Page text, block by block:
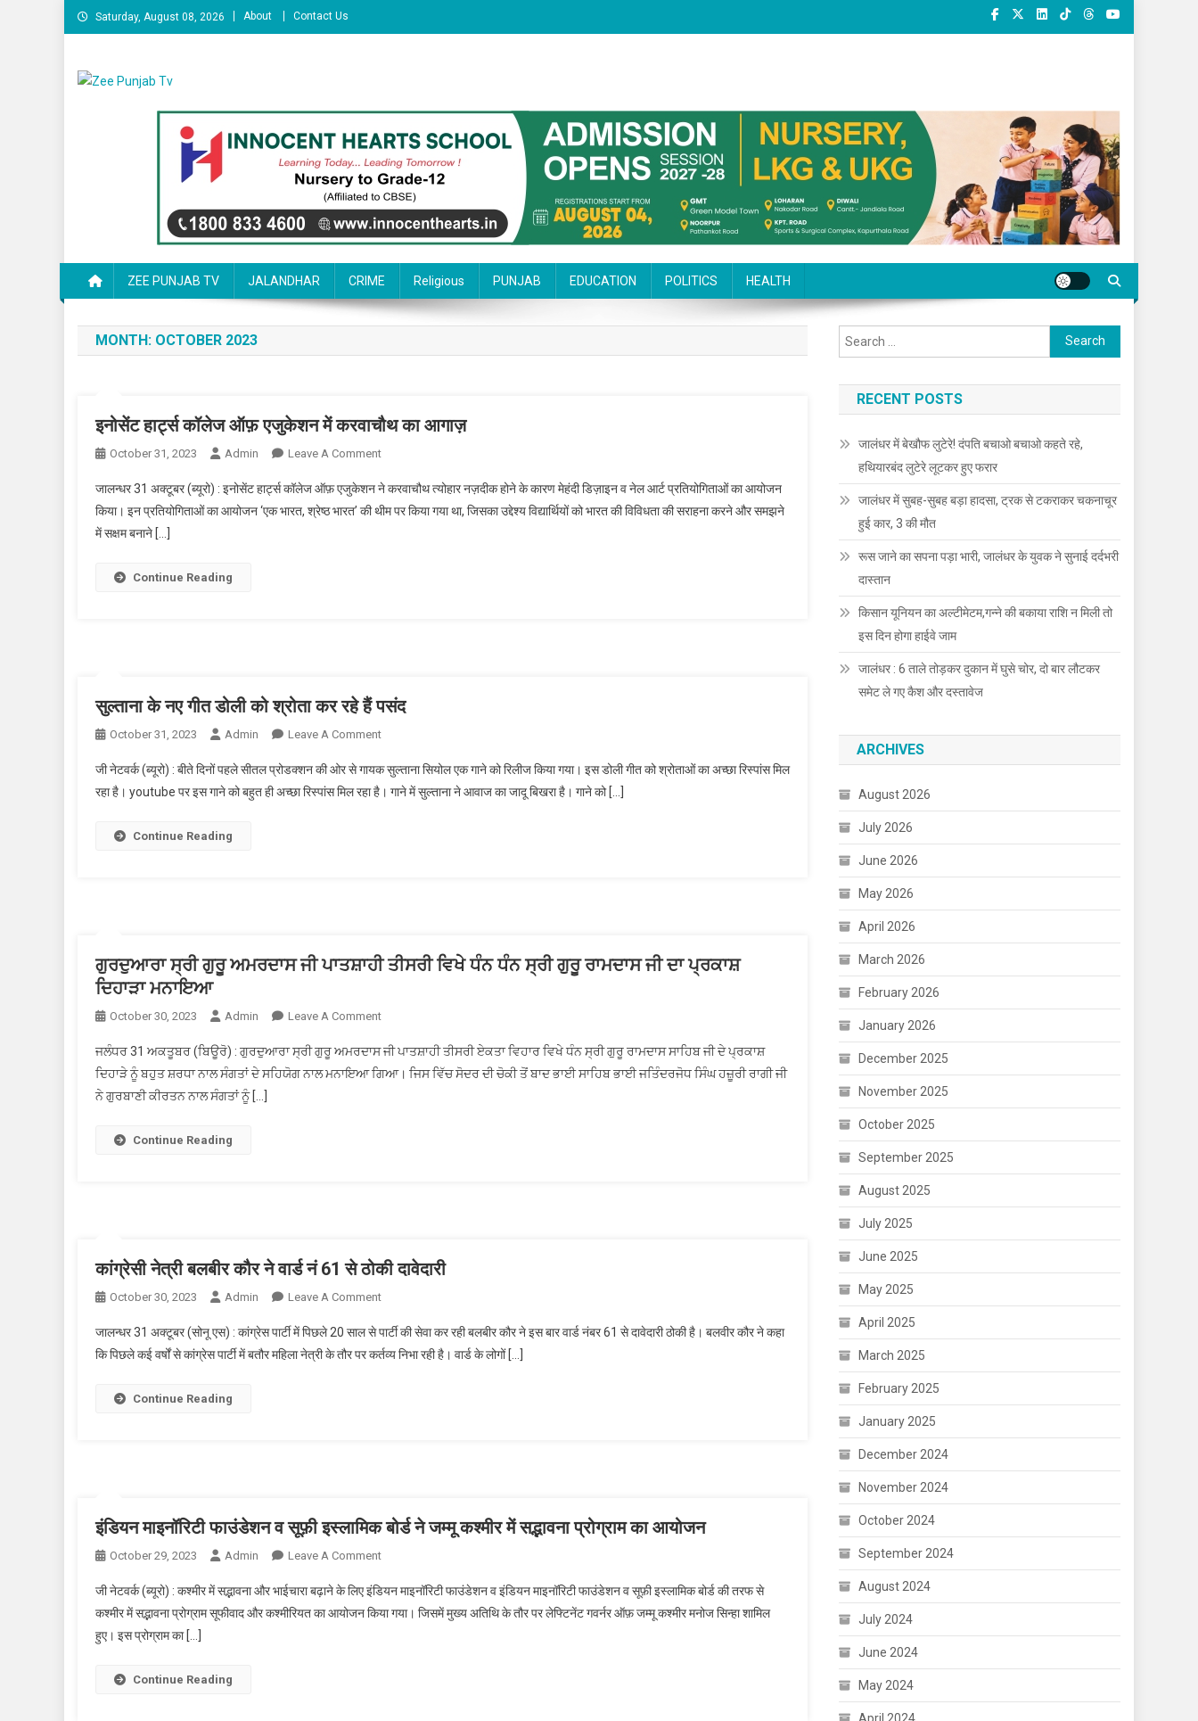
Skip to content
Saturday, August 08, 2026 About Contact Us
Zee Punjab Tv
ZEE PUNJAB TV JALANDHAR CRIME Religious PUNJAB EDUCATION POLITICS HEALTH
MONTH: OCTOBER 2023
इनोसेंट हार्ट्स कॉलेज ऑफ़ एजुकेशन में करवाचौथ का आगाज़
October 31, 2023 Admin Leave A Comment
जालन्धर 31 अक्टूबर (ब्यूरो) : इनोसेंट हार्ट्स कॉलेज ऑफ़ एजुकेशन ने करवाचौथ त्योहार नज़दीक होने के कारण मेहंदी डिज़ाइन व नेल आर्ट प्रतियोगिताओं का आयोजन
किया। इन प्रतियोगिताओं का आयोजन ‘एक भारत, श्रेष्ठ भारत’ की थीम पर किया गया था, जिसका उद्देश्य विद्यार्थियों को भारत की विविधता की सराहना करने और समझने
में सक्षम बनाने […]
Continue Reading
सुल्ताना के नए गीत डोली को श्रोता कर रहे हैं पसंद
October 31, 2023 Admin Leave A Comment
जी नेटवर्क (ब्यूरो) : बीते दिनों पहले सीतल प्रोडक्शन की ओर से गायक सुल्ताना सियोल एक गाने को रिलीज किया गया। इस डोली गीत को श्रोताओं का अच्छा रिस्पांस मिल
रहा है। youtube पर इस गाने को बहुत ही अच्छा रिस्पांस मिल रहा है। गाने में सुल्ताना ने आवाज का जादू बिखरा है। गाने को […]
Continue Reading
ਗੁਰਦੁਆਰਾ ਸ੍ਰੀ ਗੁਰੂ ਅਮਰਦਾਸ ਜੀ ਪਾਤਸ਼ਾਹੀ ਤੀਸਰੀ ਵਿਖੇ ਧੰਨ ਧੰਨ ਸ੍ਰੀ ਗੁਰੂ ਰਾਮਦਾਸ ਜੀ ਦਾ ਪ੍ਰਕਾਸ਼
ਦਿਹਾੜਾ ਮਨਾਇਆ
October 30, 2023 Admin Leave A Comment
ਜਲੰਧਰ 31 ਅਕਤੂਬਰ (ਬਿਊਰੋ) : ਗੁਰਦੁਆਰਾ ਸ੍ਰੀ ਗੁਰੂ ਅਮਰਦਾਸ ਜੀ ਪਾਤਸ਼ਾਹੀ ਤੀਸਰੀ ਏਕਤਾ ਵਿਹਾਰ ਵਿਖੇ ਧੰਨ ਸ੍ਰੀ ਗੁਰੂ ਰਾਮਦਾਸ ਸਾਹਿਬ ਜੀ ਦੇ ਪ੍ਰਕਾਸ਼
ਦਿਹਾੜੇ ਨੂੰ ਬਹੁਤ ਸ਼ਰਧਾ ਨਾਲ ਸੰਗਤਾਂ ਦੇ ਸਹਿਯੋਗ ਨਾਲ ਮਨਾਇਆ ਗਿਆ। ਜਿਸ ਵਿੱਚ ਸੋਦਰ ਦੀ ਚੋਕੀ ਤੋਂ ਬਾਦ ਭਾਈ ਸਾਹਿਬ ਭਾਈ ਜਤਿੰਦਰਜੋਧ ਸਿੰਘ ਹਜ਼ੂਰੀ ਰਾਗੀ ਜੀ
ਨੇ ਗੁਰਬਾਣੀ ਕੀਰਤਨ ਨਾਲ ਸੰਗਤਾਂ ਨੂੰ […]
Continue Reading
कांग्रेसी नेत्री बलबीर कौर ने वार्ड नं 61 से ठोकी दावेदारी
October 30, 2023 Admin Leave A Comment
जालन्धर 31 अक्टूबर (सोनू एस) : कांग्रेस पार्टी में पिछले 20 साल से पार्टी की सेवा कर रही बलबीर कौर ने इस बार वार्ड नंबर 61 से दावेदारी ठोकी है। बलवीर कौर ने कहा
कि पिछले कई वर्षों से कांग्रेस पार्टी में बतौर महिला नेत्री के तौर पर कर्तव्य निभा रही है। वार्ड के लोगों […]
Continue Reading
इंडियन माइनॉरिटी फाउंडेशन व सूफ़ी इस्लामिक बोर्ड ने जम्मू कश्मीर में सद्भावना प्रोग्राम का आयोजन
October 29, 2023 Admin Leave A Comment
जी नेटवर्क (ब्यूरो) : कश्मीर में सद्भावना और भाईचारा बढ़ाने के लिए इंडियन माइनॉरिटी फाउंडेशन व इंडियन माइनॉरिटी फाउंडेशन व सूफ़ी इस्लामिक बोर्ड की तरफ से
कश्मीर में सद्भावना प्रोग्राम सूफीवाद और कश्मीरियत का आयोजन किया गया। जिसमें मुख्य अतिथि के तौर पर लेफ्टिनेंट गवर्नर ऑफ़ जम्मू कश्मीर मनोज सिन्हा शामिल
हुए। इस प्रोग्राम का […]
Continue Reading
Search for:
RECENT POSTS
जालंधर में बेखौफ लुटेरे! दंपति बचाओ बचाओ कहते रहे,
हथियारबंद लुटेरे लूटकर हुए फरार
जालंधर में सुबह-सुबह बड़ा हादसा, ट्रक से टकराकर चकनाचूर
हुई कार, 3 की मौत
रूस जाने का सपना पड़ा भारी, जालंधर के युवक ने सुनाई दर्दभरी
दास्तान
किसान यूनियन का अल्टीमेटम,गन्ने की बकाया राशि न मिली तो
इस दिन होगा हाईवे जाम
जालंधर : 6 ताले तोड़कर दुकान में घुसे चोर, दो बार लौटकर
समेट ले गए कैश और दस्तावेज
ARCHIVES
August 2026
July 2026
June 2026
May 2026
April 2026
March 2026
February 2026
January 2026
December 2025
November 2025
October 2025
September 2025
August 2025
July 2025
June 2025
May 2025
April 2025
March 2025
February 2025
January 2025
December 2024
November 2024
October 2024
September 2024
August 2024
July 2024
June 2024
May 2024
April 2024